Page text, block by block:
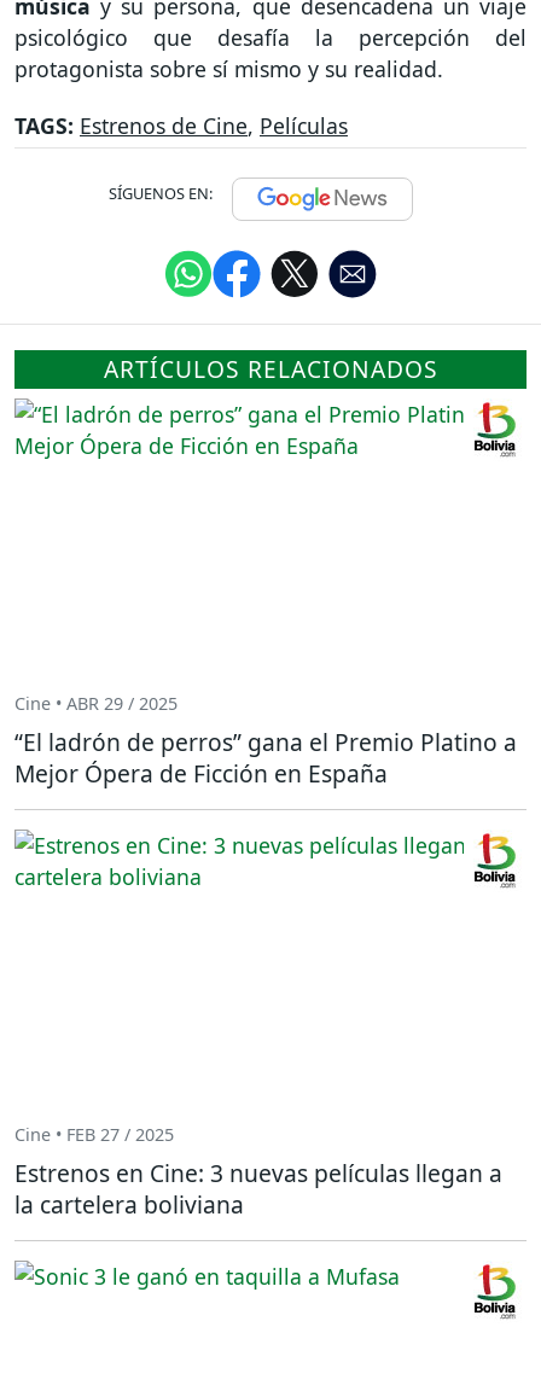
músicay su persona, que desencadena un viaje
psicológico que desafía la percepción del
protagonista sobre sí mismo y su realidad.
TAGS: Estrenos de Cine, Películas
SÍGUENOS EN:
ARTÍCULOS RELACIONADOS
Cine • ABR 29 / 2025
“El ladrón de perros” gana el Premio Platino a
Mejor Ópera de Ficción en España
Cine • FEB 27 / 2025
Estrenos en Cine: 3 nuevas películas llegan a
la cartelera boliviana